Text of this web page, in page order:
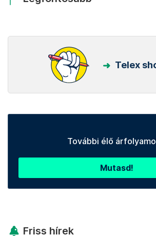
Telex
További élő
Mutasd!
Friss hírek